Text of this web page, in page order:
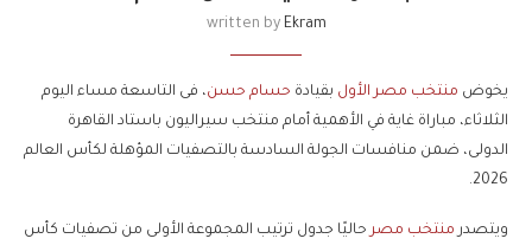
written by Ekram
يخوض منتخب مصر الأول بقيادة حسام حسن، فى التاسعة مساء اليوم
الثلاثاء، مباراة غاية في الأهمية أمام منتخب سيراليون باستاد القاهرة
الدولى، ضمن منافسات الجولة السادسة بالتصفيات المؤهلة لكأس العالم
2026.
ويتصدر منتخب مصر حاليًا جدول ترتيب المجموعة الأولى من تصفيات كأس